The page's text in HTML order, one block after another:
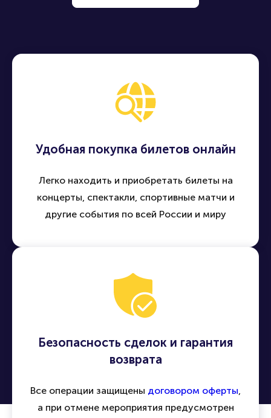
Удобная покупка билетов онлайн
Легко находить и приобретать билеты на
концерты, спектакли, спортивные матчи и
другие события по всей России и миру
Безопасность сделок и гарантия
возврата
Все операции защищены договором оферты,
а при отмене мероприятия предусмотрен